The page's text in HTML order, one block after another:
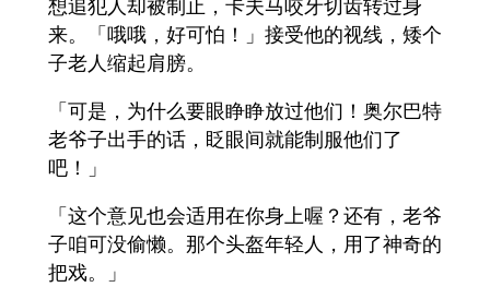
想追犯人却被制止，卡夫马咬牙切齿转过身
来。「哦哦，好可怕！」接受他的视线，矮个
子老人缩起肩膀。
「可是，为什么要眼睁睁放过他们！奥尔巴特
老爷子出手的话，眨眼间就能制服他们了
吧！」
「这个意见也会适用在你身上喔？还有，老爷
子咱可没偷懒。那个头盔年轻人，用了神奇的
把戏。」